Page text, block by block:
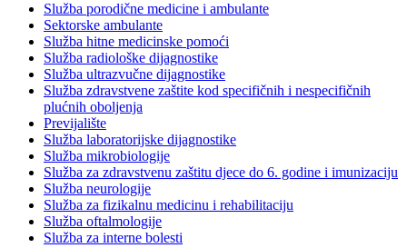
Služba porodične medicine i ambulante
Sektorske ambulante
Služba hitne medicinske pomoći
Služba radiološke dijagnostike
Služba ultrazvučne dijagnostike
Služba zdravstvene zaštite kod specifičnih i nespecifičnih
plućnih oboljenja
Previjalište
Služba laboratorijske dijagnostike
Služba mikrobiologije
Služba za zdravstvenu zaštitu djece do 6. godine i imunizaciju
Služba neurologije
Služba za fizikalnu medicinu i rehabilitaciju
Služba oftalmologije
Služba za interne bolesti